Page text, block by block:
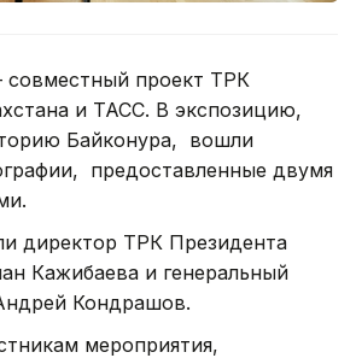
проект ТРК
и ТАСС. В экспозицию,
Байконура, вошли
предоставленные двумя
директор ТРК Президента
Кажибаева и генеральный
Кондрашов.
мероприятия,